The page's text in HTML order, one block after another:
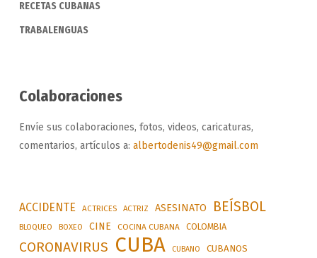
RECETAS CUBANAS
TRABALENGUAS
Colaboraciones
Envíe sus colaboraciones, fotos, videos, caricaturas,
comentarios, artículos a: albertodenis49@gmail.com
ACCIDENTE ACTRICES ACTRIZ ASESINATO BEÍSBOL
BLOQUEO BOXEO CINE COCINA CUBANA COLOMBIA
CORONAVIRUS CUBA CUBANO CUBANOS